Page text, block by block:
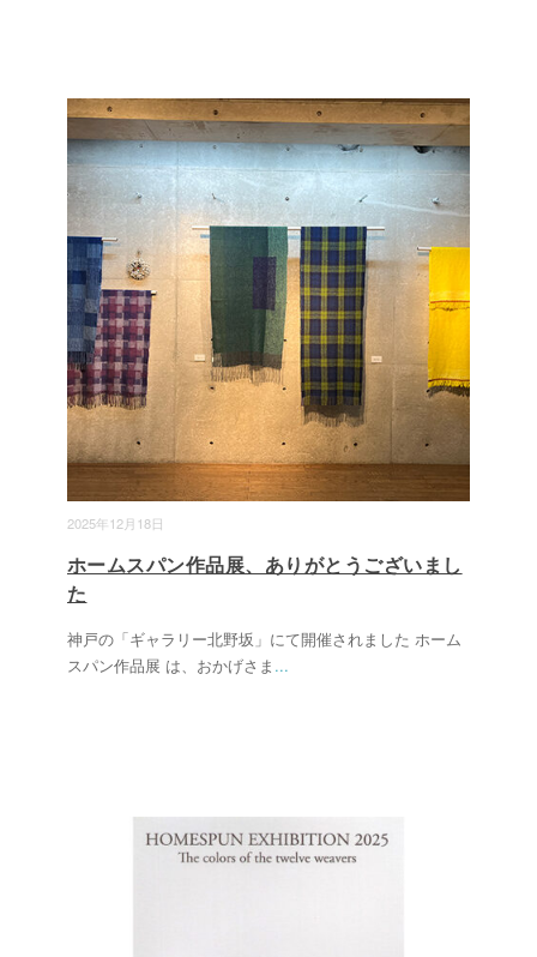
2025年12月18日
ホームスパン作品展、ありがとうございまし
た
神戸の「ギャラリー北野坂」にて開催されました ホーム
スパン作品展 は、おかげさま ...